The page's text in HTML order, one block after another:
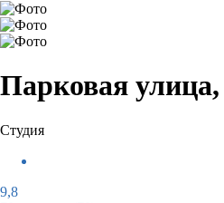
Парковая улица,
Студия
9,8